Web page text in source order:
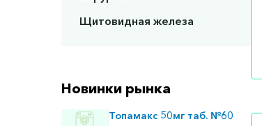
Щитовидная железа
Новинки рынка
Топамакс 50мг таб. №60